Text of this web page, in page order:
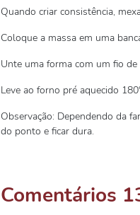
Quando criar consistência,
Coloque a massa em uma
Unte uma forma com um fio
Leve ao forno pré aquecido
Observação: Dependendo da
do ponto e ficar dura.
Comentários